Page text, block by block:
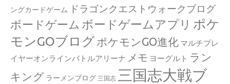
ングカードゲーム
ドラゴンクエストウォークブログ
ボードゲーム ボードゲームアプリ ポケ
モンGOブログ ポケモンGO進化 マルチプレ
イヤーオンラインバトルアリーナ メモ ヨーグルト ラン
キング ラーメンブログ 三国志 三国志大戦ブ